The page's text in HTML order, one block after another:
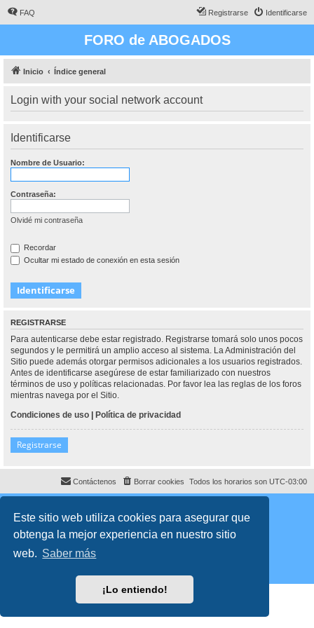
Este sitio web utiliza cookies para asegurar que
obtenga la mejor experiencia en nuestro sitio
web. Saber más
¡Lo entiendo!
FAQ Identificarse
Registrarse
FORO de ABOGADOS
Inicio Índice general
Login with your social network account
Identificarse
Nombre de Usuario:
Contraseña:
Olvidé mi contraseña
Recordar
Ocultar mi estado de conexión en esta sesión
REGISTRARSE
Para autenticarse debe estar registrado. Registrarse tomará solo unos pocos
segundos y le permitirá un amplio acceso al sistema. La Administración del
Sitio puede además otorgar permisos adicionales a los usuarios registrados.
Antes de identificarse asegúrese de estar familiarizado con nuestros
términos de uso y políticas relacionadas. Por favor lea las reglas de los foros
mientras navega por el Sitio.
Condiciones de uso | Política de privacidad
Registrarse
Todos los horarios son UTC-03:00
Borrar cookies
Contáctenos
Traducción al español porphpBB España
Abogados Argentinos
Privacidad|Condiciones